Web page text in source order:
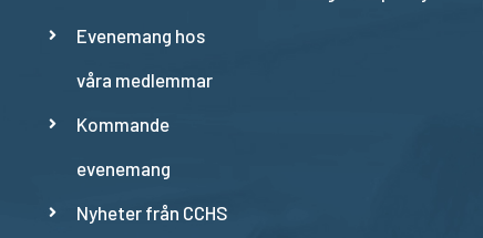
Evenemang hos
våra medlemmar
Kommande
evenemang
Nyheter från CCHS